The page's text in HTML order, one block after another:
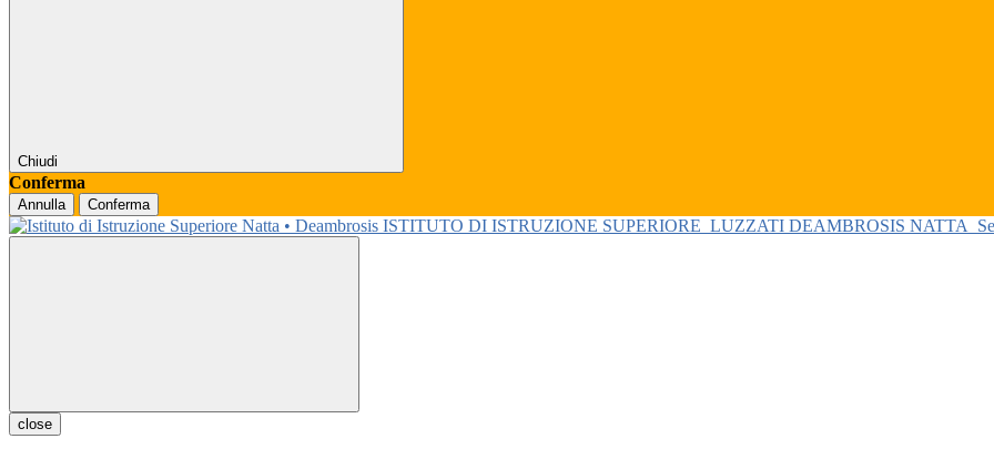
Chiudi
Conferma
Annulla Conferma
ISTITUTO DI ISTRUZIONE SUPERIORE LUZZATI DEAMBROSIS NATTA
close